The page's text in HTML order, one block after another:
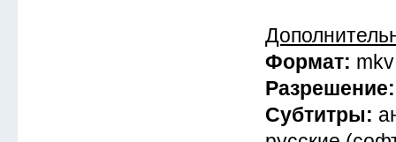
Формат: mkv
Субтитры: